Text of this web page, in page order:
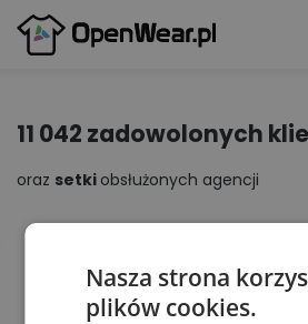
11 042 zadowolonych
oraz setki obsłużonych agencji
Nasza strona
plików cookies.